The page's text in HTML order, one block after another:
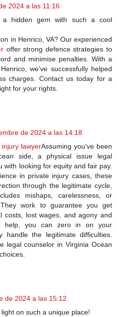
2024 a las 11:16
a hidden gem with such a cool
in Henrico, VA? Our experienced
offer strong defence strategies to
and minimise penalties. With a
we’ve successfully helped
charges. Contact us today for a
for your rights.
de 2024 a las 14:18
lawyerAssuming you've been
side, a physical issue legal
with looking for equity and fair pay.
in private injury cases, these
through the legitimate cycle,
mishaps, carelessness, or
work to guarantee you get
costs, lost wages, and agony and
help, you can zero in on your
handle the legitimate difficulties.
legal counselor in Virginia Ocean
de 2024 a las 15:12
on such a unique place!